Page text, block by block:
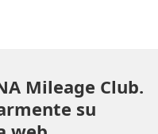
Mileage Club.
su